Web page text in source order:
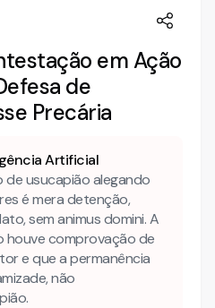
PELOS AUTORES
em Ação
de
Precária
Artificial
usucapião alegando
é mera detenção,
sem animus domini. A
houve comprovação de
e que a permanência
não